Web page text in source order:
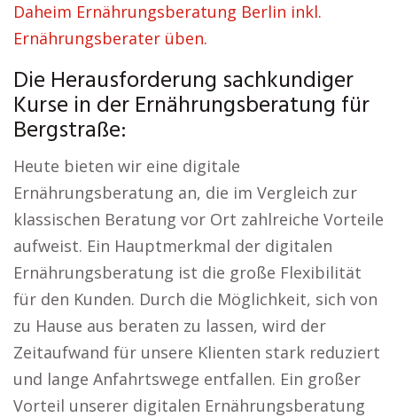
Daheim Ernährungsberatung Berlin inkl.
Ernährungsberater üben.
Die Herausforderung sachkundiger
Kurse in der Ernährungsberatung für
Bergstraße:
Heute bieten wir eine digitale
Ernährungsberatung an, die im Vergleich zur
klassischen Beratung vor Ort zahlreiche Vorteile
aufweist. Ein Hauptmerkmal der digitalen
Ernährungsberatung ist die große Flexibilität
für den Kunden. Durch die Möglichkeit, sich von
zu Hause aus beraten zu lassen, wird der
Zeitaufwand für unsere Klienten stark reduziert
und lange Anfahrtswege entfallen. Ein großer
Vorteil unserer digitalen Ernährungsberatung